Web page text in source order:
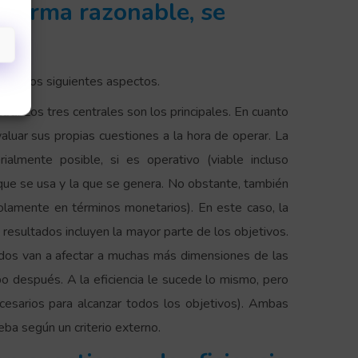
razonable, se
los siguientes aspectos.
. Los tres centrales son los principales. En cuanto
sus propias cuestiones a la hora de operar. La
posible, si es operativo (viable incluso
se usa y la que se genera. No obstante, también
en términos monetarios). En este caso, la
incluyen la mayor parte de los objetivos.
van a afectar a muchas más dimensiones de las
después. A la eficiencia le sucede lo mismo, pero
para alcanzar todos los objetivos). Ambas
según un criterio externo.